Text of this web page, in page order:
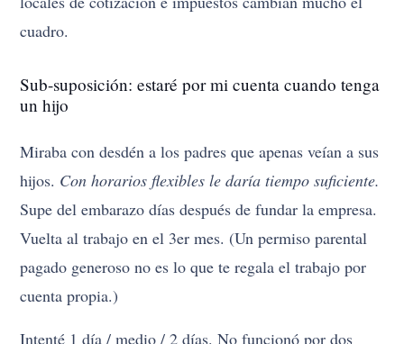
cuadro.
Sub-suposición: estaré por mi cuenta cuando tenga
un hijo
Miraba con desdén a los padres que apenas veían a sus
hijos. Con horarios flexibles le daría tiempo suficiente.
Supe del embarazo días después de fundar la empresa.
Vuelta al trabajo en el 3er mes. (Un permiso parental
pagado generoso no es lo que te regala el trabajo por
cuenta propia.)
Intenté 1 día / medio / 2 días. No funcionó por dos